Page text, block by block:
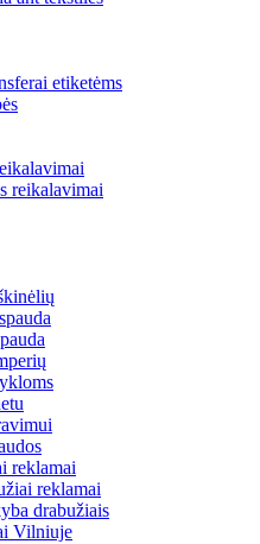
etiketėms
reikalavimai
reklamai
reklamai
drabužiais
Vilniuje